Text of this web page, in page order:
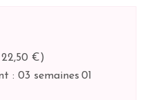
22,50 €)
: 03 semaines 01